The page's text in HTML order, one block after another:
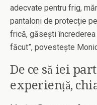
adecvate pentru frig,
pantaloni de protecție
frică, găsești
făcut”, povestește
De ce să iei
experiență,